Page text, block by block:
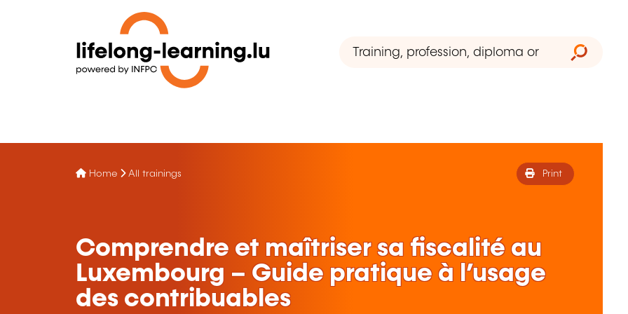
Home All trainings Print
Comprendre et maîtriser sa fiscalité au
Luxembourg – Guide pratique à l’usage
des contribuables